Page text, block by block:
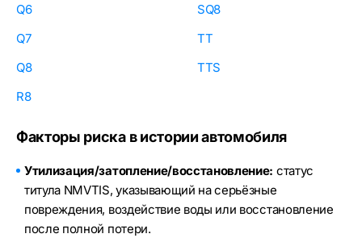
Q6
Q7
Q8
R8
SQ8
TT
TTS
Факторы риска в истории автомобиля
Утилизация/затопление/восстановление: статус
титула NMVTIS, указывающий на серьёзные
повреждения, воздействие воды или восстановление
после полной потери.